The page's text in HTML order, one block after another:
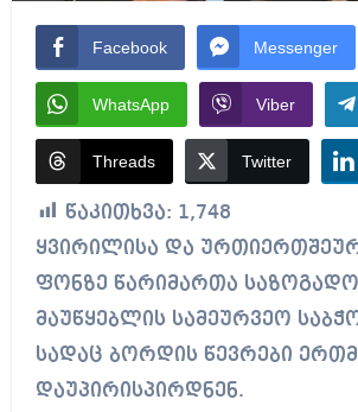
Facebook Messenger
WhatsApp Viber
Threads Twitter
წაკითხვა: 1,748
ყვირილისა და ურთიერთშეურაცხყოფის
ფონზე წარიმართა
მაუწყებლის სამეურვეო
სადაც ბორდის წევრები
დაუპირისპირდნენ.